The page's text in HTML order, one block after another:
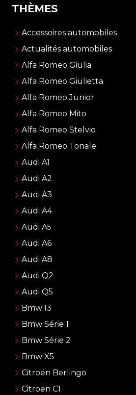
THÈMES
Accessoires automobiles
Actualités automobiles
Alfa Romeo Giulia
Alfa Romeo Giulietta
Alfa Romeo Junior
Alfa Romeo Mito
Alfa Romeo Stelvio
Alfa Romeo Tonale
Audi A1
Audi A2
Audi A3
Audi A4
Audi A5
Audi A6
Audi A8
Audi Q2
Audi Q5
Bmw I3
Bmw Série 1
Bmw Série 2
Bmw X5
Citroën Berlingo
Citroën C1